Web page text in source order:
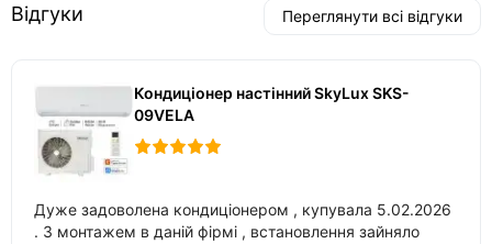
Відгуки Переглянути всі відгуки
Кондиціонер настінний SkyLux SKS-
09VELA
Дуже задоволена кондиціонером , купувала 5.02.2026
. З монтажем в даній фірмі , встановлення зайняло